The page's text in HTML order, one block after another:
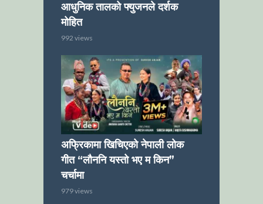
आधुनिक तालको फ्युजनले दर्शक
मोहित
992 views
अफ्रिकामा खिचिएको नेपाली लोक
गीत “लौननि यस्तो भए म किन”
चर्चामा
979 views